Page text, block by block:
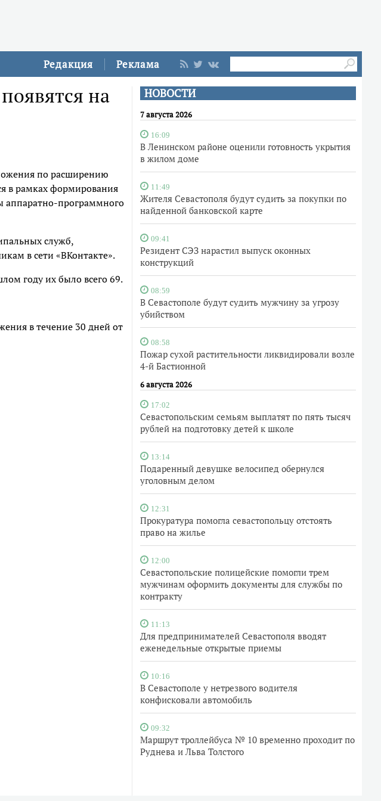
Редакция Реклама
НОВОСТИ
7 августа 2026
16:09
В Ленинском районе оценили готовность укрытия
в жилом доме
11:49
Жителя Севастополя будут судить за покупки по
найденной банковской карте
09:41
Резидент СЭЗ нарастил выпуск оконных
конструкций
08:59
В Севастополе будут судить мужчину за угрозу
убийством
08:58
Пожар сухой растительности ликвидировали возле
4-й Бастионной
6 августа 2026
17:02
Севастопольским семьям выплатят по пять тысяч
рублей на подготовку детей к школе
13:14
Подаренный девушке велосипед обернулся
уголовным делом
12:31
Прокуратура помогла севастопольцу отстоять
право на жилье
12:00
Севастопольские полицейские помогли трем
мужчинам оформить документы для службы по
контракту
11:13
Для предпринимателей Севастополя вводят
еженедельные открытые приемы
10:16
В Севастополе у нетрезвого водителя
конфисковали автомобиль
09:32
Маршрут троллейбуса № 10 временно проходит по
Руднева и Льва Толстого
на
по расширению
в рамках формирования
аппаратно-программного
служб,
в сети «ВКонтакте».
году их было всего 69.
в течение 30 дней от